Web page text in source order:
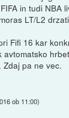
in tudi NBA
LT/L2
Fifi 16 kar
avtomatsko
pa ne vec.
ob 11:00)